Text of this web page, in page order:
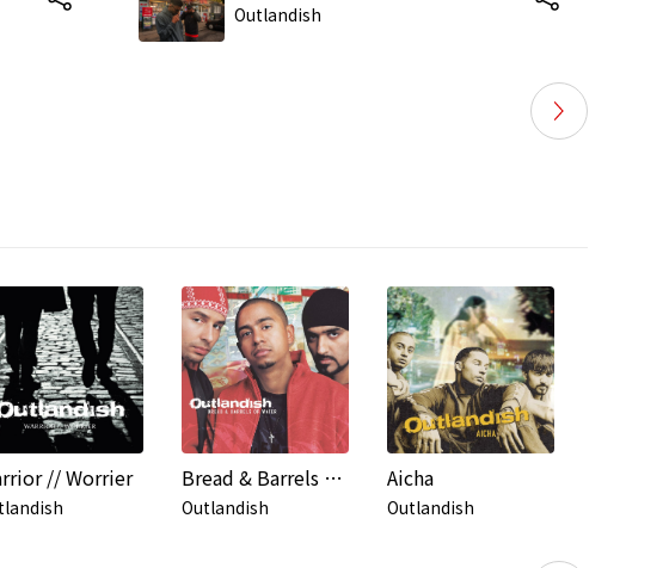
Outlandish
// Worrier Bread & Barrels Of Water (International Version)
Outlandish
Aicha
Outlandish